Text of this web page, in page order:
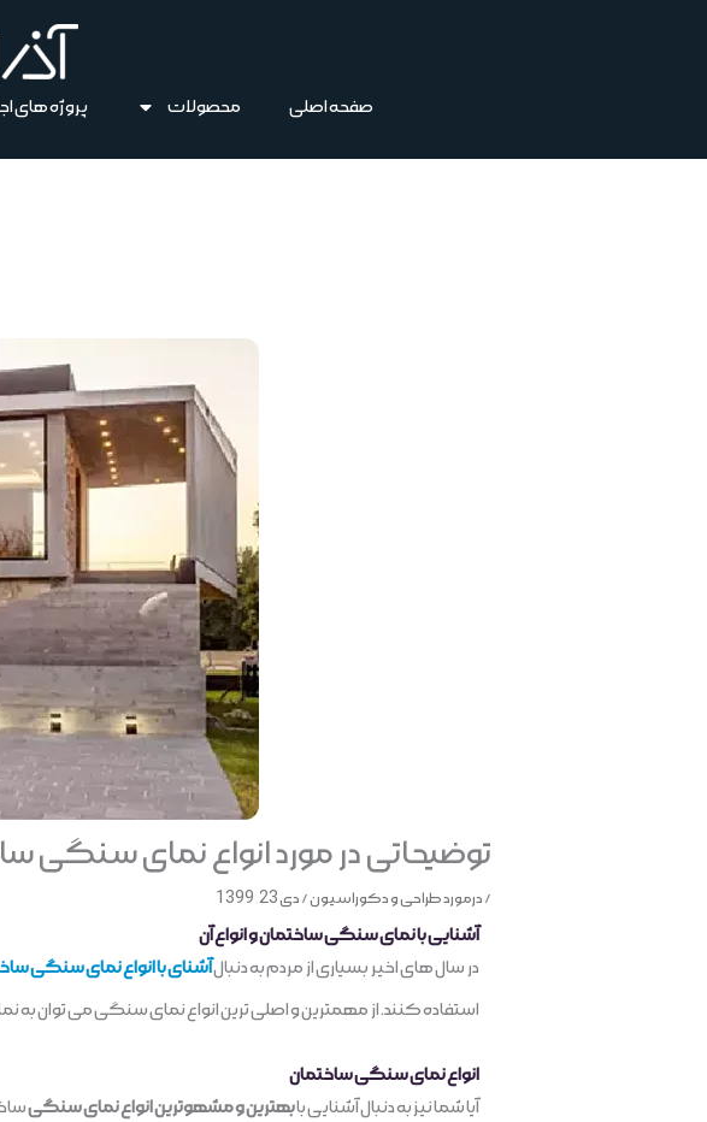
صفحه اصلی
محصولات پروژه های
توضیحاتی در مورد انواع نمای سنگی
/درمورد طراحی و دکوراسیون/دی 23, 1399
آشنایی با نمای سنگی ساختمان و انواع آن
در سال های اخیر بسیاری از مردم به دنبالآشنای با انواع نمای سنگی
استفاده کنند. از مهمترین و اصلی ترین انواع نمای سنگی می توان
انواع نمای سنگی ساختمان
آیا شما نیز به دنبال آشنایی بابهترین و مشهوترین انواع نمای سنگی